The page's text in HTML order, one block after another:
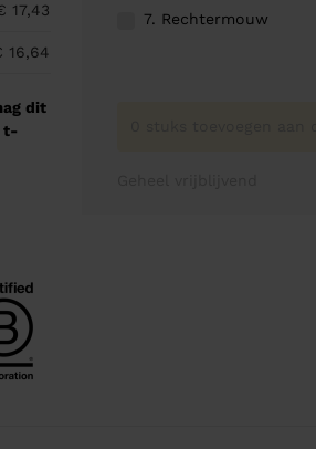
17,43
16,64
dit
t-
7. Rechtermouw